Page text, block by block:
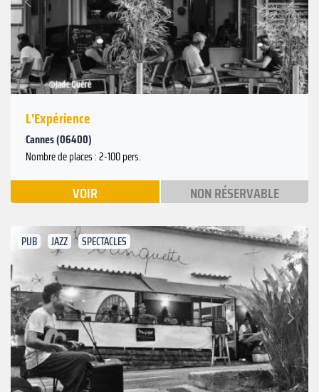
Précédent
L'Expérience
Cannes (06400)
Nombre de places : 2-100 pers.
VOIR NON RÉSERVABLE
PUB JAZZ SPECTACLES
Précédent
Suivant